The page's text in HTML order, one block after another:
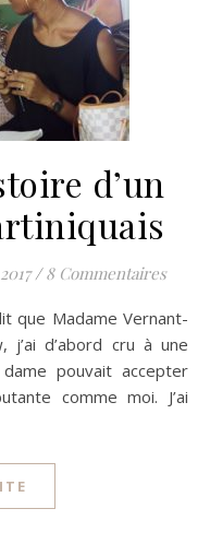
d’un
/ 8 Commentaires
j’ai d’abord cru à une
pouvait accepter
comme moi. J’ai